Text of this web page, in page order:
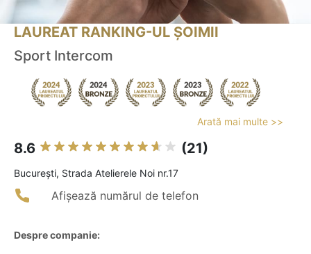
LAUREAT RANKING-UL ȘOIMII
Sport Intercom
Arată mai multe >>
8.6 (21)
Bucureşti, Strada Atelierele Noi nr.17
Afișează numărul de telefon
Despre companie: